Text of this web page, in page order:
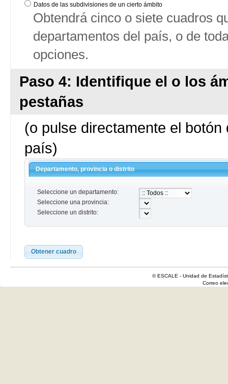
Datos de las subdivisiones de un cierto ámbito
Obtendrá cinco o siete cuadros
departamentos del país, o de
opciones.
Paso 4: Identifique el o los
pestañas
(o pulse directamente el
país)
Departamento, provincia o distrito
Seleccione un departamento:
Seleccione una provincia:
Seleccione un distrito:
Obtener cuadro
© ESCALE - Unidad de
Correo